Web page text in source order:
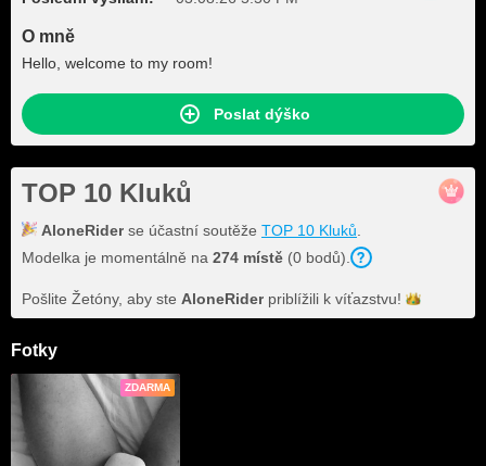
O mně
Hello, welcome to my room!
Poslat dýško
TOP 10 Kluků
AloneRider se účastní soutěže TOP 10 Kluků
Modelka je momentálně na 274 místě (0 bodů).
Pošlite Žetóny, aby ste AloneRider priblížili k víťazstvu!
Fotky
ZDARMA